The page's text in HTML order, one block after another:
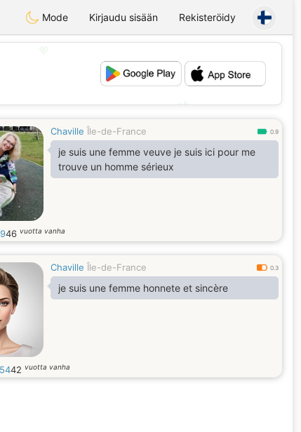
Mode Kirjaudu sisään Rekisteröidy
💕
Chaville Île-de-France 0.9
je suis une femme veuve je suis ici pour me
trouve un homme sérieux
46 vuotta vanha
Chaville Île-de-France 0.3
je suis une femme honnete et sincère
42 vuotta vanha